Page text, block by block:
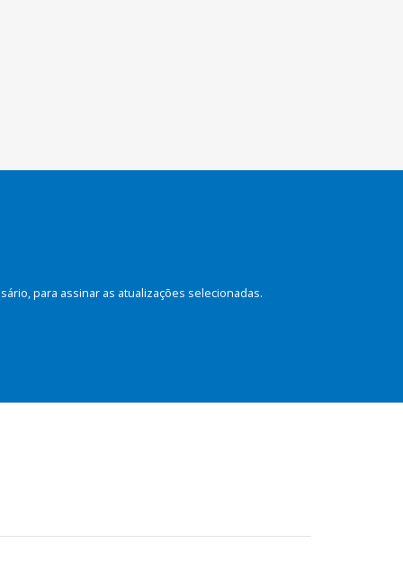
para assinar as atualizações selecionadas.